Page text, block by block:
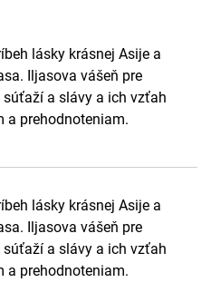
lásky krásnej Asije a
Iljasova vášeň pre
a slávy a ich vzťah
a prehodnoteniam.
lásky krásnej Asije a
Iljasova vášeň pre
a slávy a ich vzťah
a prehodnoteniam.